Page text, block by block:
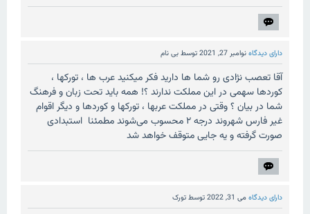
دارای دیدگاهنوامبر 27, 2021 توسطبی نام
آقا تعصب نژادی رو شما ها دارید فکر میکنید عرب ها ، تورکها ،
کوردها سهمی در این مملکت ندارند ؟! همه باید تحت زبان و فرهنگ
شما در بیان ؟ وقتی در مملکت عربها ، تورکها و کوردها و دیگر اقوام
غیر فارس شهروند درجه ۲ محسوب می‌شوند مطمئنا استبدادی
صورت گرفته و یه جایی متوقف خواهد شد
دارای دیدگاهمی 31, 2022 توسطتورک